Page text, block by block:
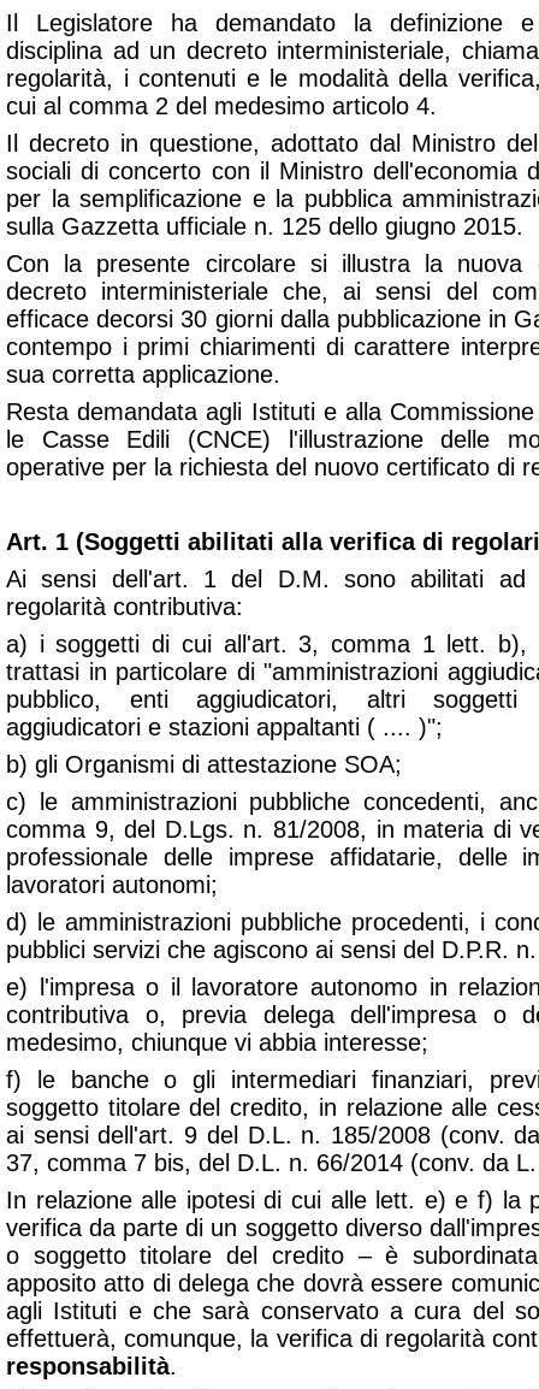
Il Legislatore ha demandato la definizione
disciplina ad un decreto interministeriale,
regolarità, i contenuti e le modalità della
cui al comma 2 del medesimo articolo 4.
Il decreto in questione, adottato dal Ministro
sociali di concerto con il Ministro dell'economia
per la semplificazione e la pubblica
sulla Gazzetta ufficiale n. 125 dello giugno 2015.
Con la presente circolare si illustra la nuova
decreto interministeriale che, ai sensi del
efficace decorsi 30 giorni dalla pubblicazione in
contempo i primi chiarimenti di carattere
sua corretta applicazione.
Resta demandata agli Istituti e alla
le Casse Edili (CNCE) l'illustrazione delle
operative per la richiesta del nuovo certificato di
Art. 1 (Soggetti abilitati alla verifica di
Ai sensi dell'art. 1 del D.M. sono abilitati ad
regolarità contributiva:
a) i soggetti di cui all'art. 3, comma 1 lett. b),
trattasi in particolare di "amministrazioni
pubblico, enti aggiudicatori, altri soggetti
aggiudicatori e stazioni appaltanti ( .... )";
b) gli Organismi di attestazione SOA;
c) le amministrazioni pubbliche concedenti,
comma 9, del D.Lgs. n. 81/2008, in materia di
professionale delle imprese affidatarie, delle
lavoratori autonomi;
d) le amministrazioni pubbliche procedenti, i
pubblici servizi che agiscono ai sensi del D.P.R.
e) l'impresa o il lavoratore autonomo in
contributiva o, previa delega dell'impresa o
medesimo, chiunque vi abbia interesse;
f) le banche o gli intermediari finanziari,
soggetto titolare del credito, in relazione alle
ai sensi dell'art. 9 del D.L. n. 185/2008 (conv.
37, comma 7 bis, del D.L. n. 66/2014 (conv. da
In relazione alle ipotesi di cui alle lett. e) e f) la
verifica da parte di un soggetto diverso
o soggetto titolare del credito – è
apposito atto di delega che dovrà essere
agli Istituti e che sarà conservato a cura del
effettuerà, comunque, la verifica di regolarità
responsabilità.